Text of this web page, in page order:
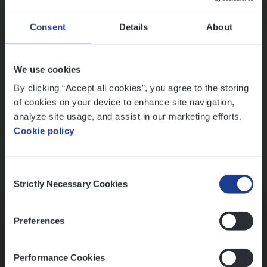
Consent Details About
We use cookies
By clicking “Accept all cookies”, you agree to the storing
of cookies on your device to enhance site navigation,
analyze site usage, and assist in our marketing efforts.
Cookie policy
Selection
Strictly Necessary Cookies
Preferences
Performance Cookies
Ons sollicitatieproces